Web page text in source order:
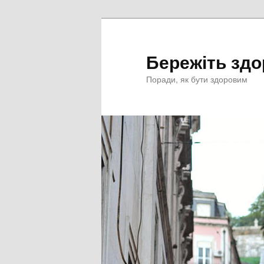
Бережіть
Поради, як бути здоровим